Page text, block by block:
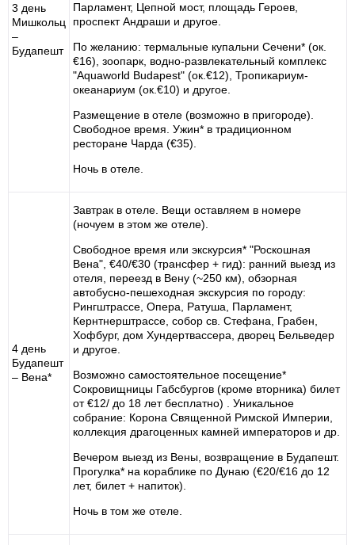
3 день
Мишкольц
–
Будапешт
Парламент, Цепной мост, площадь Героев,
проспект Андраши и другое.
По желанию: термальные купальни Сечени* (ок.
€16), зоопарк, водно-развлекательный комплекс
"Aquaworld Budapest" (ок.€12), Тропикариум-
океанариум (ок.€10) и другое.
Размещение в отеле (возможно в пригороде).
Свободное время. Ужин* в традиционном
ресторане Чарда (€35).
Ночь в отеле.
4 день
Будапешт
– Вена*
Завтрак в отеле. Вещи оставляем в номере
(ночуем в этом же отеле).
Свободное время или экскурсия* "Роскошная
Вена", €40/€30 (трансфер + гид): ранний выезд из
отеля, переезд в Вену (~250 км), обзорная
автобусно-пешеходная экскурсия по городу:
Рингштрассе, Опера, Ратуша, Парламент,
Кернтнерштрассе, собор св. Стефана, Грабен,
Хофбург, дом Хундертвассера, дворец Бельведер
и другое.
Возможно самостоятельное посещение*
Сокровищницы Габсбургов (кроме вторника) билет
от €12/ до 18 лет бесплатно) . Уникальное
собрание: Корона Священной Римской Империи,
коллекция драгоценных камней императоров и др.
Вечером выезд из Вены, возвращение в Будапешт.
Прогулка* на кораблике по Дунаю (€20/€16 до 12
лет, билет + напиток).
Ночь в том же отеле.